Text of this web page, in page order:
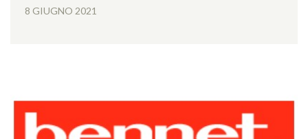
8 GIUGNO 2021